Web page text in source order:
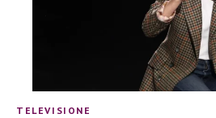
TELEVISIONE